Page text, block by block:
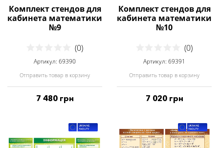
Комплект стендов для
кабинета математики
№9
(0)
Артикул: 69390
Отправить товар в корзину
7 480 грн
Комплект стендов для
кабинета математики
№10
(0)
Артикул: 69391
Отправить товар в корзину
7 020 грн